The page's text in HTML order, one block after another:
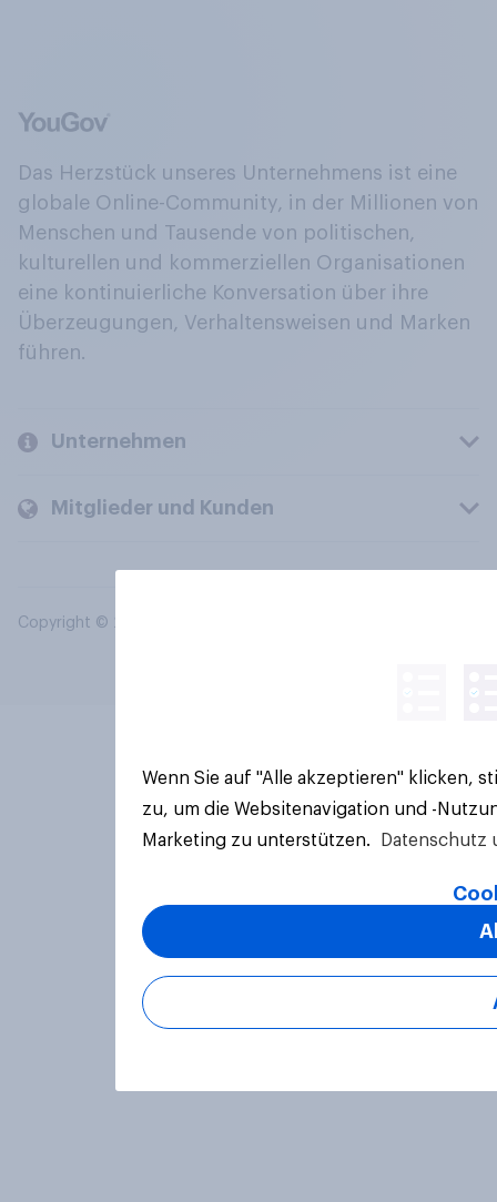
Das Herzstück unseres Unternehmens ist eine
globale Online-Community, in der Millionen von
Menschen und Tausende von politischen,
kulturellen und kommerziellen Organisationen
eine kontinuierliche Konversation über ihre
Überzeugungen, Verhaltensweisen und Marken
führen.
Unternehmen
Mitglieder und Kunden
Copyright © 2026 YouGov PLC. Alle Rechte vorbehalten.
Wenn Sie auf "Alle akzeptieren" klicken,
zu, um die Websitenavigation und -
Marketing zu unterstützen.
Datenschutz